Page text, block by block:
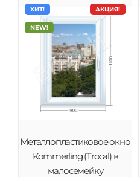
АКЦИЯ!
ХИТ!
NEW!
Металлопластиковое окно
Kommerling (Trocal) в
малосемейку